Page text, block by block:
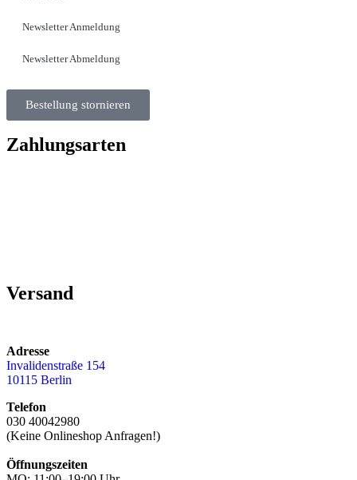
Newsletter Anmeldung
Newsletter Abmeldung
Bestellung stornieren
Zahlungsarten
Versand
Adresse
Invalidenstraße 154
10115 Berlin
Telefon
030 40042980
(Keine Onlineshop Anfragen!)
Öffnungszeiten